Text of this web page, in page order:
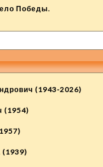
Победы.
(1943-2026)
(1954)